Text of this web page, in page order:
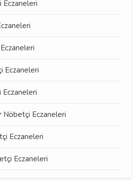
Eczaneleri
Eczaneleri
Nöbetçi Eczaneleri
Eczaneleri
Eczaneleri